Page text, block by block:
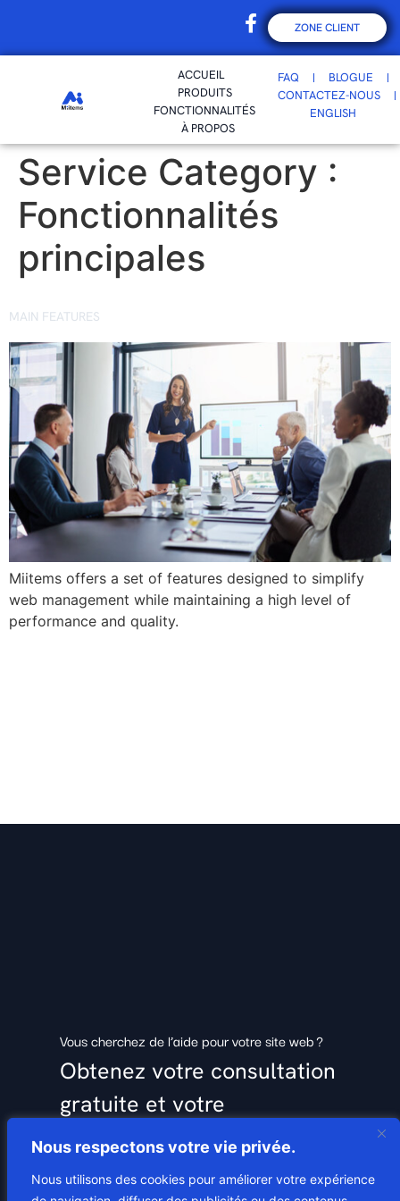
Nous respectons votre vie privée.
Nous utilisons des cookies pour améliorer votre expérience
ZONE CLIENT
ACCUEIL
PRODUITS
FONCTIONNALITÉS
À PROPOS
FAQ
BLOGUE
CONTACTEZ-NOUS
ENGLISH
Service Category :
Fonctionnalités
principales
MAIN FEATURES
Miitems offers a set of features designed to simplify
web management while maintaining a high level of
performance and quality.
Vous cherchez de l’aide pour votre site web ?
Obtenez votre consultation
gratuite et votre
soumission